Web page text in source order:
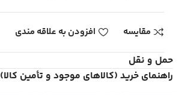
مقایسه افزودن به علاقه مندی
حمل و نقل
راهنمای خرید (کالاهای موجود و تأمین کالا)